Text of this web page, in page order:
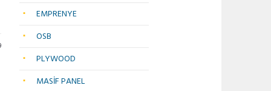
EMPRENYE
OSB
PLYWOOD
MASİF PANEL